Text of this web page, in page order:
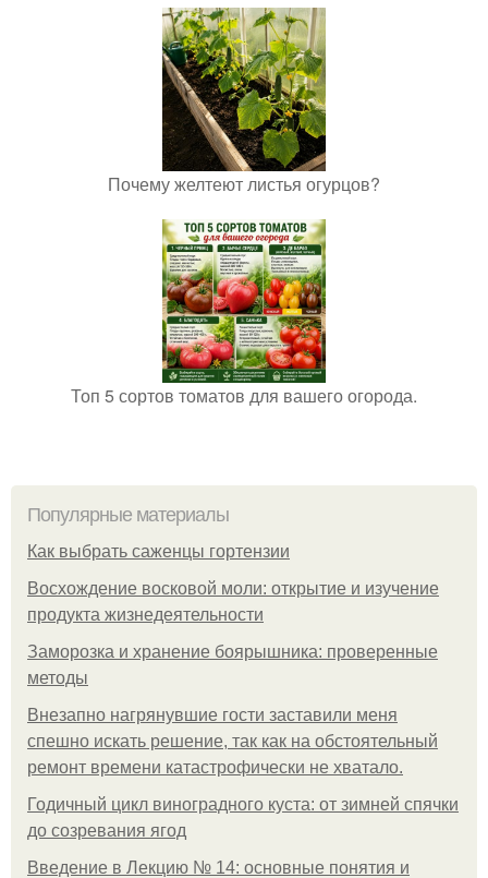
Почему желтеют листья огурцов?
Топ 5 сортов томатов для вашего огорода.
Популярные материалы
Как выбрать саженцы гортензии
Восхождение восковой моли: открытие и изучение
продукта жизнедеятельности
Заморозка и хранение боярышника: проверенные
методы
Внезапно нагрянувшие гости заставили меня
спешно искать решение, так как на обстоятельный
ремонт времени катастрофически не хватало.
Годичный цикл виноградного куста: от зимней спячки
до созревания ягод
Введение в Лекцию № 14: основные понятия и